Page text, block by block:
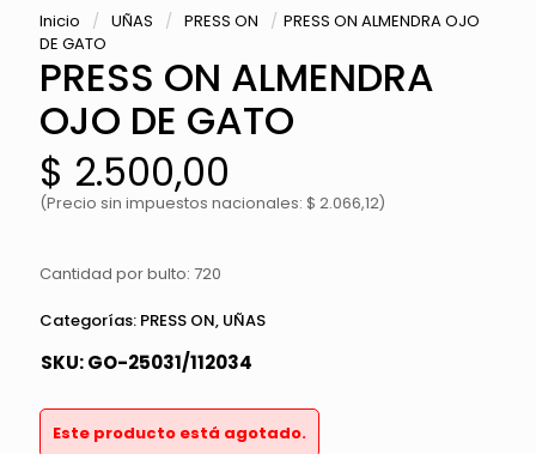
Inicio / UÑAS / PRESS ON / PRESS ON ALMENDRA OJO
DE GATO
PRESS ON ALMENDRA
OJO DE GATO
$ 2.500,00
(Precio sin impuestos nacionales: $ 2.066,12)
Cantidad por bulto: 720
Categorías: PRESS ON, UÑAS
SKU:GO-25031/112034
Este producto está agotado.